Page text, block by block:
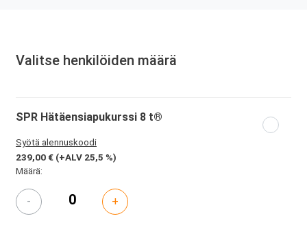
Valitse henkilöiden määrä
SPR Hätäensiapukurssi 8 t®
Syötä alennuskoodi
239,00 € (+ALV 25,5 %)
Määrä:
- +